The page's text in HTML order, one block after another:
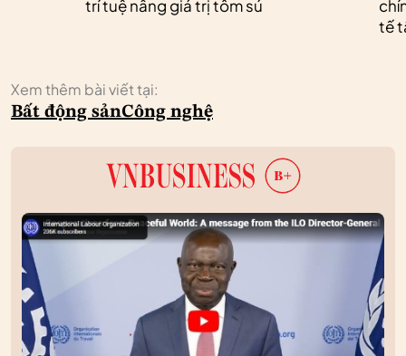
trí tuệ nâng giá trị tôm sú
tế
Xem thêm bài viết tại:
Bất động sảnCông nghệ